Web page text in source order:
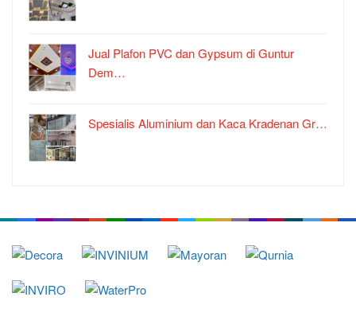
Jual Plafon PVC dan Gypsum di Guntur
Dem…
Spesialis Aluminium dan Kaca Kradenan Gr…